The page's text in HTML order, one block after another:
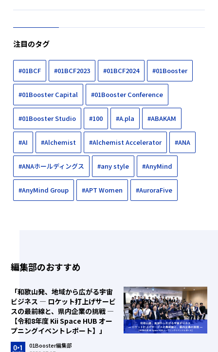
注目のタグ
#01BCF #01BCF2023 #01BCF2024 #01Booster
#01Booster Capital #01Booster Conference
#01Booster Studio #100 #A.pla #ABAKAM
#AI #Alchemist #Alchemist Accelerator #ANA
#ANAホールディングス #any style #AnyMind
#AnyMind Group #APT Women #AuroraFive
編集部のおすすめ
「和歌山発、地域から広がる宇宙
ビジネス ― ロケット打上げサービ
スの最前線と、県内企業の挑戦 ―
【令和8年度 Kii Space HUB オー
プニングイベントレポート】」
01Booster編集部